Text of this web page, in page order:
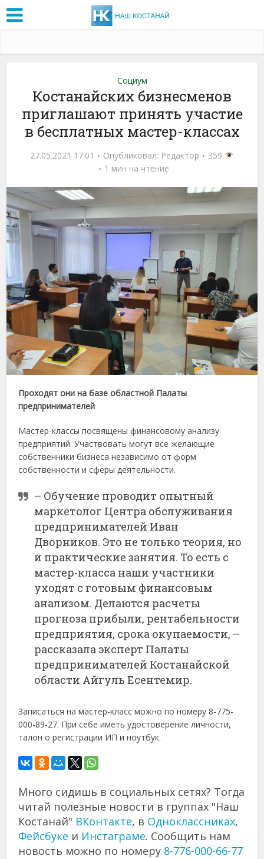
Социум
Костанайских бизнесменов
приглашают принять участие
в бесплатных мастер-классах
27.05.2021 17:01 Опубликовал: Редактор
359
1 мин на чтение
Проходят они на базе областной Палаты
предпринимателей
Мастер-классы посвящены финансовому анализу
предприятий. Участвовать могут все желающие
собственники бизнеса независимо от форм
собственности и сферы деятельности.
– Обучение проводит опытный
маркетолог Центра обслуживания
предпринимателей Иван
Дворников. Это не только теория, но
и практические занятия. То есть с
мастер-класса наши участники
уходят с готовым финансовым
анализом. Делаются расчеты
прогноза прибыли, рентабельности
предприятия, срока окупаемости, –
рассказала эксперт Палаты
предпринимателей Костанайской
области Айгуль Есентемир.
Записаться на мастер-класс можно по номеру 8-775-
000-89-27. При себе иметь удостоверение личности,
талон о регистрации ИП и ноутбук.
Много сидишь в социальных сетях? Тогда
читай полезные новости в группах "Наш
Костанай" ВКонтакте, в Одноклассниках,
Фейсбуке и Инстаграме. Сообщить нам
новость можно по номеру 8-776-000-66-77